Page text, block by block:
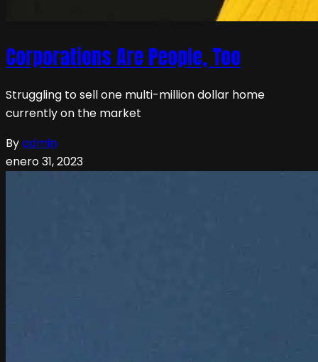
Corporations Are People, Too
Struggling to sell one multi-million dollar home
currently on the market
Byadmin
enero 31, 2023